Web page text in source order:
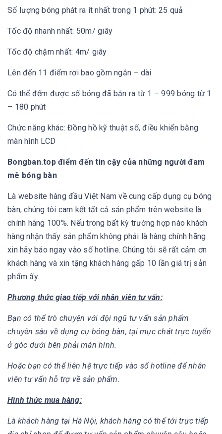
Số lượng bóng phát ra ít nhất trong 1 phút: 25 quả
Tốc độ nhanh nhất: 50m/ giây
Tốc độ chậm nhất: 4m/ giây
Lên đến 11 điểm rơi bao gồm ngắn – dài
Có thể đếm được số bóng đã bắn ra từ 1 – 999 bóng từ 1
– 180 phút
Chức năng khác: Đồng hồ kỹ thuật số, điều khiển bằng
màn hình LCD
Bongban.top điểm đến tin cậy của những người đam
mê bóng bàn
Là website hàng đầu Việt Nam về cung cấp dụng cụ bóng
bàn, chúng tôi cam kết tất cả sản phẩm trên website là
chính hãng 100%. Nếu trong bất kỳ trường hợp nào khách
hàng nhận thấy sản phẩm không phải là hàng chính hãng
xin hãy báo ngay vào số hotline. Chúng tôi sẽ rất cảm ơn
khách hàng và xin tặng khách hàng gấp 10 lần giá trị sản
phẩm ấy.
Phương thức giao tiếp với nhân viên tư vấn:
Bạn có thể trò chuyện với đội ngũ tư vấn sản phẩm
chuyên sâu về dụng cụ bóng bàn, tại mục chát trực tuyển
ở góc dưới bên phải màn hình.
Hoặc bạn có thể liên hệ trực tiếp vào số hotline để nhân
viên tư vấn hỗ trợ về sản phẩm.
Hình thức mua hàng:
Là khách hàng tại Hà Nội, khách hàng có thể tới trực tiếp